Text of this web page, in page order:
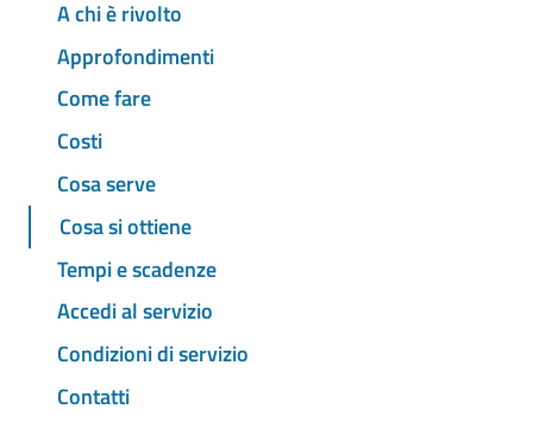
A chi è rivolto
Approfondimenti
Come fare
Costi
Cosa serve
Cosa si ottiene
Tempi e scadenze
Accedi al servizio
Condizioni di servizio
Contatti